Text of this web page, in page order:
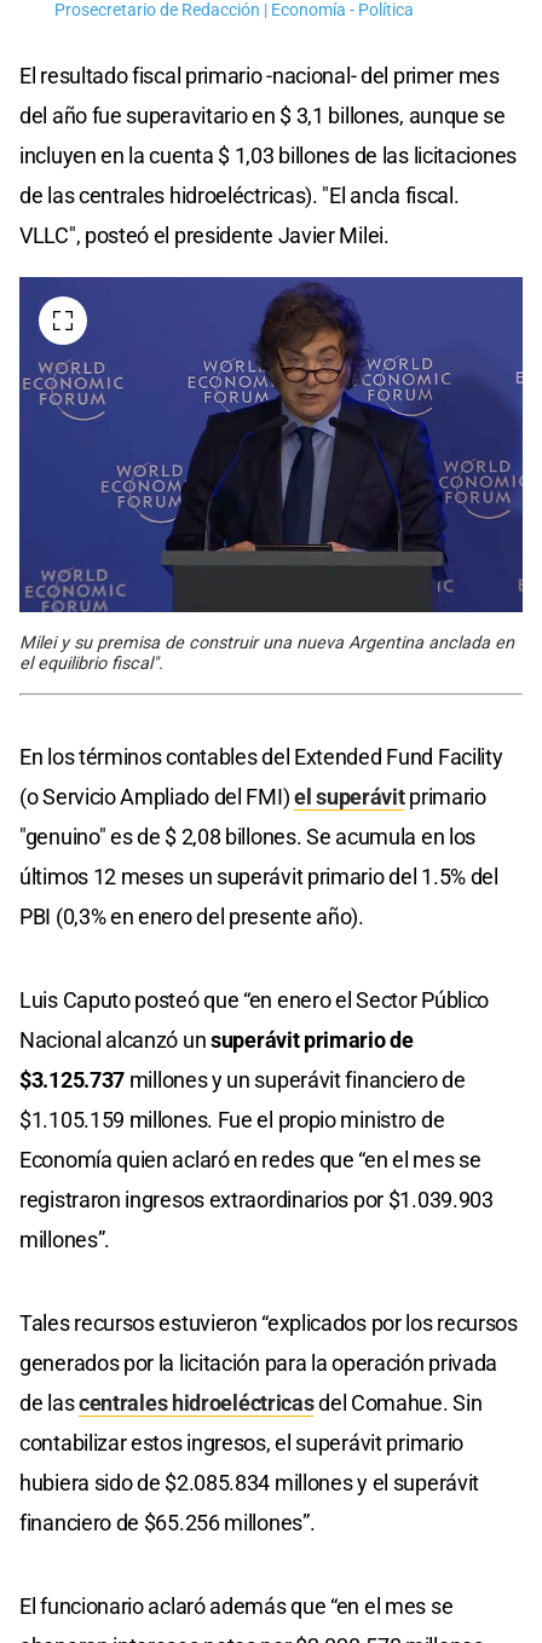
Prosecretario de Redacción | Economía - Política
El resultado fiscal primario -nacional- del primer mes
del año fue superavitario en $ 3,1 billones, aunque se
incluyen en la cuenta $ 1,03 billones de las licitaciones
de las centrales hidroeléctricas). "El ancla fiscal.
VLLC", posteó el presidente Javier Milei.
Milei y su premisa de construir una nueva Argentina anclada en
el equilibrio fiscal".
En los términos contables del Extended Fund Facility
(o Servicio Ampliado del FMI)el superávitprimario
"genuino" es de $ 2,08 billones. Se acumula en los
últimos 12 meses un superávit primario del 1.5% del
PBI (0,3% en enero del presente año).
Luis Caputo posteó que “en enero el Sector Público
Nacional alcanzó unsuperávit primario de
$3.125.737 millones y un superávit financiero de
$1.105.159 millones. Fue el propio ministro de
Economía quien aclaró en redes que “en el mes se
registraron ingresos extraordinarios por $1.039.903
millones”.
Tales recursos estuvieron “explicados por los recursos
generados por la licitación para la operación privada
de lascentrales hidroeléctricasdel Comahue. Sin
contabilizar estos ingresos, el superávit primario
hubiera sido de $2.085.834 millones y el superávit
financiero de $65.256 millones”.
El funcionario aclaró además que “en el mes se